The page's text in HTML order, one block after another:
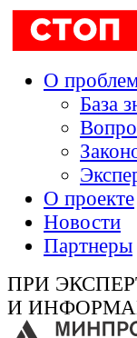
О
База
О проекте
Новости
Партнеры
ПРИ
И